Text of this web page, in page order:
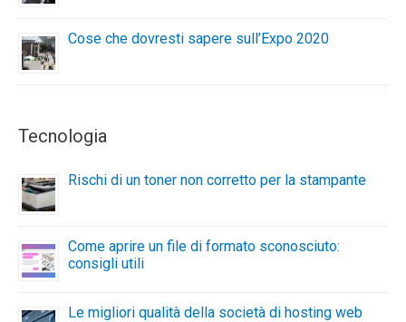
Cose che dovresti sapere sull’Expo 2020
Tecnologia
Rischi di un toner non corretto per la stampante
Come aprire un file di formato sconosciuto:
consigli utili
Le migliori qualità della società di hosting web